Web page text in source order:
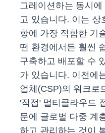
그레이션하는 동시
고 있습니다. 이는 상
항에 가장 적합한 기
떤 환경에서든 훨씬
구축하고 배포할 수
가 있습니다. 이전에
업체(CSP)의 워크로
'직접' 멀티클라우드
문에 글로벌 다중 계
하고 관리하는 것이